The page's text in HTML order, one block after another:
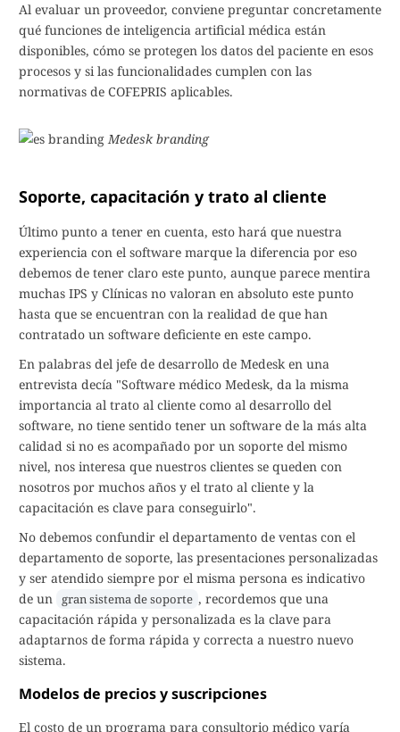
Al evaluar un proveedor, conviene preguntar concretamente
qué funciones de inteligencia artificial médica están
disponibles, cómo se protegen los datos del paciente en esos
procesos y si las funcionalidades cumplen con las
normativas de COFEPRIS aplicables.
Medesk branding
Soporte, capacitación y trato al cliente
Último punto a tener en cuenta, esto hará que nuestra
experiencia con el software marque la diferencia por eso
debemos de tener claro este punto, aunque parece mentira
muchas IPS y Clínicas no valoran en absoluto este punto
hasta que se encuentran con la realidad de que han
contratado un software deficiente en este campo.
En palabras del jefe de desarrollo de Medesk en una
entrevista decía "Software médico Medesk, da la misma
importancia al trato al cliente como al desarrollo del
software, no tiene sentido tener un software de la más alta
calidad si no es acompañado por un soporte del mismo
nivel, nos interesa que nuestros clientes se queden con
nosotros por muchos años y el trato al cliente y la
capacitación es clave para conseguirlo".
No debemos confundir el departamento de ventas con el
departamento de soporte, las presentaciones personalizadas
y ser atendido siempre por el misma persona es indicativo
de un
gran sistema de soporte , recordemos que una
capacitación rápida y personalizada es la clave para
adaptarnos de forma rápida y correcta a nuestro nuevo
sistema.
Modelos de precios y suscripciones
El costo de un programa para consultorio médico varía